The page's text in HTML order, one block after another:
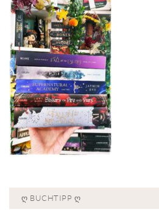
Ღ BUCHTIPP Ღ